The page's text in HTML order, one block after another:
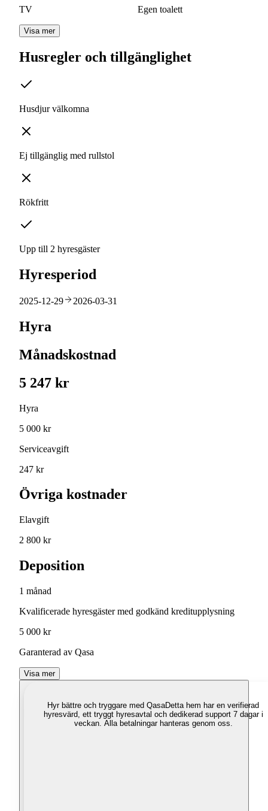
TV Egen toalett
Visa mer
Husregler och tillgänglighet
Husdjur välkomna
Ej tillgänglig med rullstol
Rökfritt
Upp till 2 hyresgäster
Hyresperiod
2025-12-29 2026-03-31
Hyra
Månadskostnad
5 247 kr
Hyra
5 000 kr
Serviceavgift
247 kr
Övriga kostnader
Elavgift
2 800 kr
Deposition
1 månad
Kvalificerade hyresgäster med godkänd kreditupplysning
5 000 kr
Garanterad av Qasa
Visa mer
Hyr bättre och tryggare med QasaDetta hem har en verifierad
hyresvärd, ett tryggt hyresavtal och dedikerad support 7 dagar i
veckan. Alla betalningar hanteras genom oss.